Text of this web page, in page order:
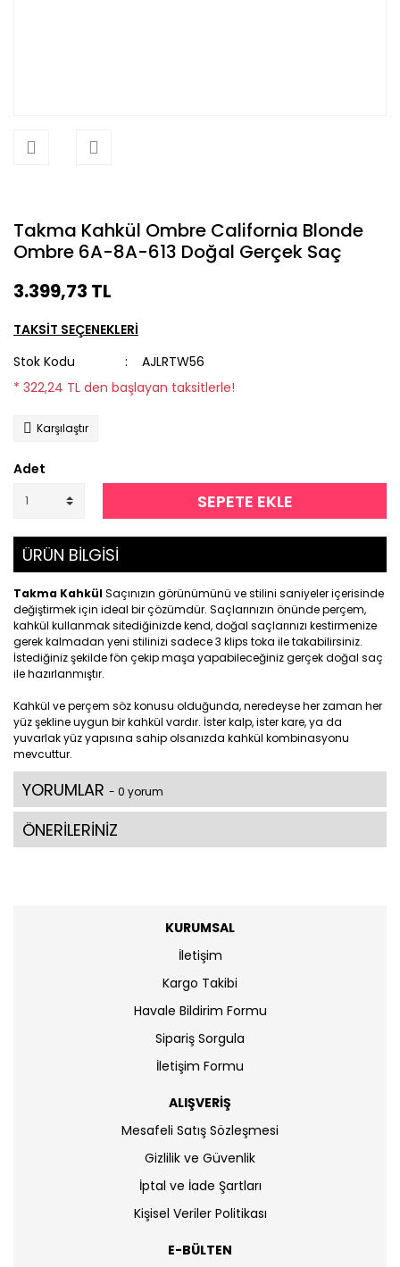
Takma Kahkül Ombre California Blonde
Ombre 6A-8A-613 Doğal Gerçek Saç
3.399,73 TL
TAKSİT SEÇENEKLERİ
Stok Kodu
AJLRTW56
* 322,24 TL den başlayan taksitlerle!
Karşılaştır
Adet
SEPETE EKLE
ÜRÜN BİLGİSİ
Takma KahkülSaçınızın görünümünü ve stilini saniyeler içerisinde
değiştirmek için ideal bir çözümdür. Saçlarınızın önünde perçem,
kahkül kullanmak sitediğinizde kend, doğal saçlarınızı kestirmenize
gerek kalmadan yeni stilinizi sadece 3 klips toka ile takabilirsiniz.
İstediğiniz şekilde fön çekip maşa yapabileceğiniz gerçek doğal saç
ile hazırlanmıştır.
Kahkül ve perçem söz konusu olduğunda, neredeyse her zaman her
yüz şekline uygun bir kahkül vardır. İster kalp, ister kare, ya da
yuvarlak yüz yapısına sahip olsanızda kahkül kombinasyonu
mevcuttur.
YORUMLAR - 0 yorum
ÖNERİLERİNİZ
KURUMSAL
İletişim
Kargo Takibi
Havale Bildirim Formu
Sipariş Sorgula
İletişim Formu
ALIŞVERİŞ
Mesafeli Satış Sözleşmesi
Gizlilik ve Güvenlik
İptal ve İade Şartları
Kişisel Veriler Politikası
E-BÜLTEN